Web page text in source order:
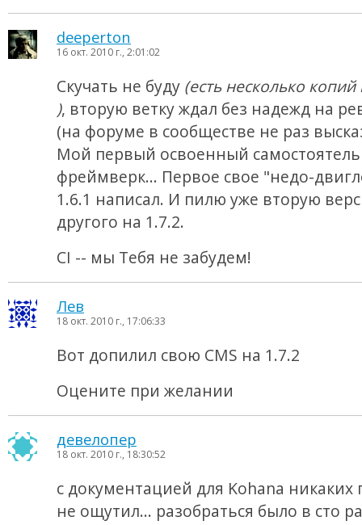
deeperton
16 окт. 2010 г., 2:01:02
Скучать не буду (есть несколько копий
), вторую ветку ждал без надежд на
(на форуме в сообществе не раз
Мой первый освоенный
фреймверк... Первое свое "недо-
1.6.1 написал. И пилю уже вторую
другого на 1.7.2.
CI -- мы Тебя не забудем!
Лев
18 окт. 2010 г., 17:06:33
Вот допилил свою CMS на 1.7.2
Оцените при желании
девелопер
18 окт. 2010 г., 18:30:52
с документацией для Kohana никаких
не ощутил... разобраться было в сто